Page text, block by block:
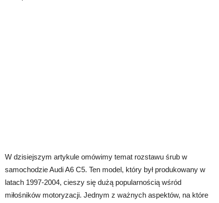
W dzisiejszym artykule omówimy temat rozstawu śrub w
samochodzie Audi A6 C5. Ten model, który był produkowany w
latach 1997-2004, cieszy się dużą popularnością wśród
miłośników motoryzacji. Jednym z ważnych aspektów, na które